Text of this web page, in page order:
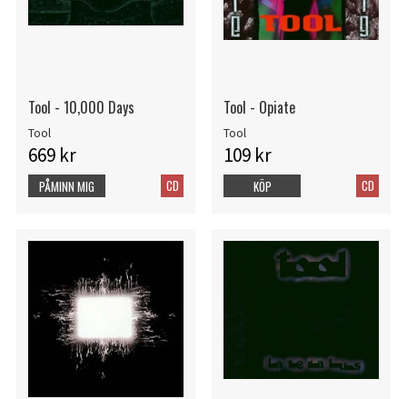
Tool - 10,000 Days
Tool
669 kr
CD
PÅMINN MIG
Tool - Opiate
Tool
109 kr
CD
KÖP